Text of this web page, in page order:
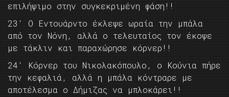
επιλήψιμο στην συγκεκριμένη φάση!!
23′ Ο Εντουάρντο έκλεψε ωραία την μπάλα
από τον Νόνη, αλλά ο τελευταίος τον έκοψε
με τάκλιν και παραχώρησε κόρνερ!!
24′ Κόρνερ του Νικολακόπουλο, ο Κούνια πήρε
την κεφαλιά, αλλά η μπάλα κόντραρε με
αποτέλεσμα ο Δήμιζας να μπλοκάρει!!